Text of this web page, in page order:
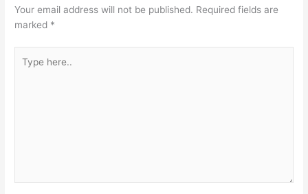
Your email address will not be published. Required fields are
marked *
here..